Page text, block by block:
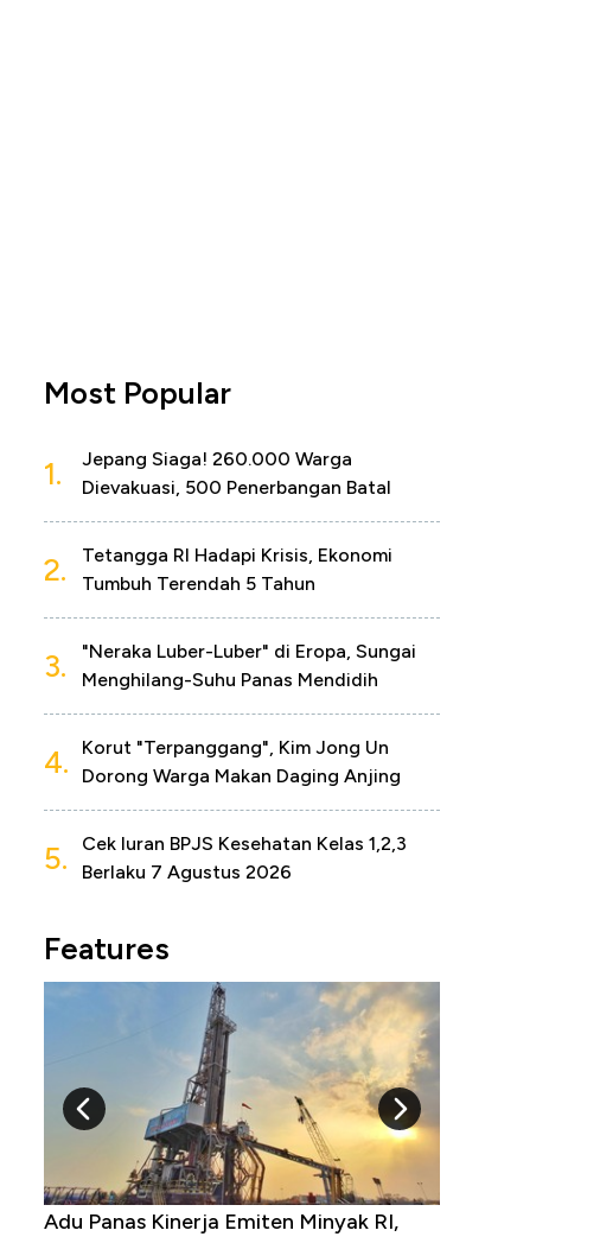
Most Popular
1.
Jepang Siaga! 260.000 Warga
Dievakuasi, 500 Penerbangan Batal
2.
Tetangga RI Hadapi Krisis, Ekonomi
Tumbuh Terendah 5 Tahun
3.
"Neraka Luber-Luber" di Eropa, Sungai
Menghilang-Suhu Panas Mendidih
4.
Korut "Terpanggang", Kim Jong Un
Dorong Warga Makan Daging Anjing
5.
Cek Iuran BPJS Kesehatan Kelas 1,2,3
Berlaku 7 Agustus 2026
Features
10 Provinsi dengan Tingkat